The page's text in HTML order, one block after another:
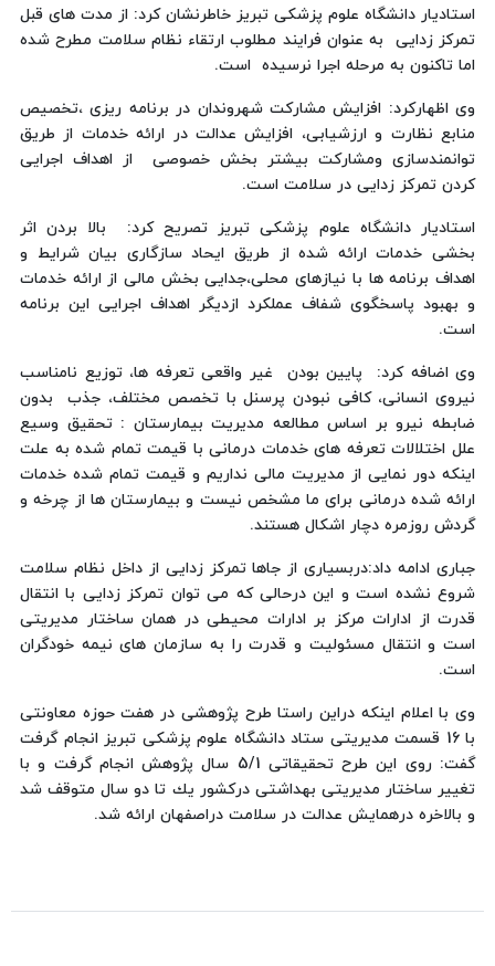
استادیار دانشگاه علوم پزشكی تبریز خاطرنشان كرد: از مدت های قبل
تمركز زدایی به عنوان فرایند مطلوب ارتقاء نظام سلامت مطرح شده
اما تاكنون به مرحله اجرا نرسیده است.
وی اظهاركرد:‌ افزایش مشاركت شهروندان در برنامه ریزی ،‌تخصیص
منابع نظارت و ارزشیابی،‌ افزایش عدالت در ارائه خدمات از طریق
توانمندسازی و‌مشاركت بیشتر بخش خصوصی از اهداف اجرایی
كردن تمركز زدایی در سلامت است.
استادیار دانشگاه علوم پزشكی تبریز تصریح كرد:‌ بالا بردن اثر
بخشی خدمات ارائه شده از طریق ایحاد سازگاری بیان شرایط و
اهداف برنامه ها با نیازهای محلی،‌جدایی بخش مالی از ارائه خدمات
و بهبود پاسخگوی شفاف عملكرد ازدیگر اهداف اجرایی این برنامه
است.
وی اضافه كرد: پایین بودن غیر واقعی تعرفه ها، توزیع نامناسب
نیروی انسانی، كافی نبودن پرسنل با تخصص مختلف، جذب بدون
ضابطه نیرو بر اساس مطالعه مدیریت بیمارستان : تحقیق وسیع
علل اختلالات تعرفه های خدمات درمانی با قیمت تمام شده به علت
اینكه دور نمایی از مدیریت مالی نداریم و قیمت تمام شده خدمات
ارائه شده درمانی برای ما مشخص نیست و بیمارستان ها از چرخه و
گردش روزمره دچار اشكال هستند.
جباری ادامه داد:دربسیاری از جاها تمركز زدایی از داخل نظام سلامت
شروع نشده است و این درحالی كه می توان تمركز زدایی با انتقال
قدرت از ادارات مركز بر ادارات محیطی در همان ساختار مدیریتی
است و انتقال مسئولیت و قدرت را به سازمان های نیمه خودگران
است.
وی با اعلام اینكه دراین راستا طرح پژوهشی در هفت حوزه معاونتی
با 16 قسمت مدیریتی ستاد دانشگاه علوم پزشكی تبریز انجام گرفت
گفت: روی این طرح تحقیقاتی 5/1 سال پژوهش انجام گرفت و با
تغییر ساختار مدیریتی بهداشتی دركشور یك تا دو سال متوقف شد
و بالاخره درهمایش عدالت در سلامت دراصفهان ارائه شد.